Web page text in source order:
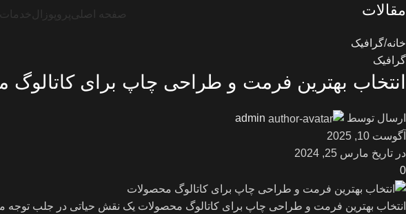
صفحه اصلی پروپوزال خدمات مقالات
خانه گرافیک
گرافیک
انتخاب بهترین فرمت و طراحی چاپ برای کاتالوگ
ارسال توسط
admin
آگوست 10, 2025
در تاریخ مارس 25, 2024
0
انتخاب بهترین فرمت و طراحی چاپ برای کاتالوگ محصولات یک نقش حیاتی در جلب توجه